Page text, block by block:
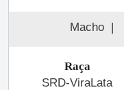
Macho |
Raça
SRD-ViraLata